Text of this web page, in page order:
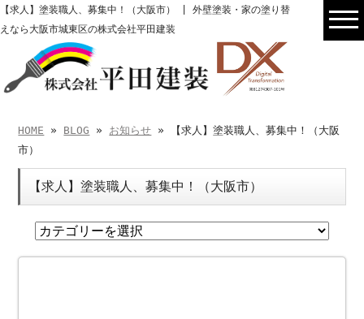
【求人】塗装職人、募集中！（大阪市） | 外壁塗装・家の塗り替
えなら大阪市城東区の株式会社平田建装
HOME » BLOG » お知らせ » 【求人】塗装職人、募集中！（大阪
市）
【求人】塗装職人、募集中！（大阪市）